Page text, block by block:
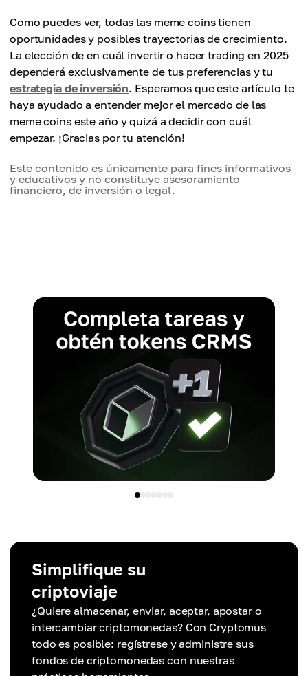
Como puedes ver, todas las meme coins tienen
oportunidades y posibles trayectorias de crecimiento.
La elección de en cuál invertir o hacer trading en 2025
dependerá exclusivamente de tus preferencias y tu
estrategia de inversión. Esperamos que este artículo te
haya ayudado a entender mejor el mercado de las
meme coins este año y quizá a decidir con cuál
empezar. ¡Gracias por tu atención!
Este contenido es únicamente para fines informativos
y educativos y no constituye asesoramiento
financiero, de inversión o legal.
Simplifique su
criptoviaje
¿Quiere almacenar, enviar, aceptar, apostar o
intercambiar criptomonedas? Con Cryptomus
todo es posible: regístrese y administre sus
fondos de criptomonedas con nuestras